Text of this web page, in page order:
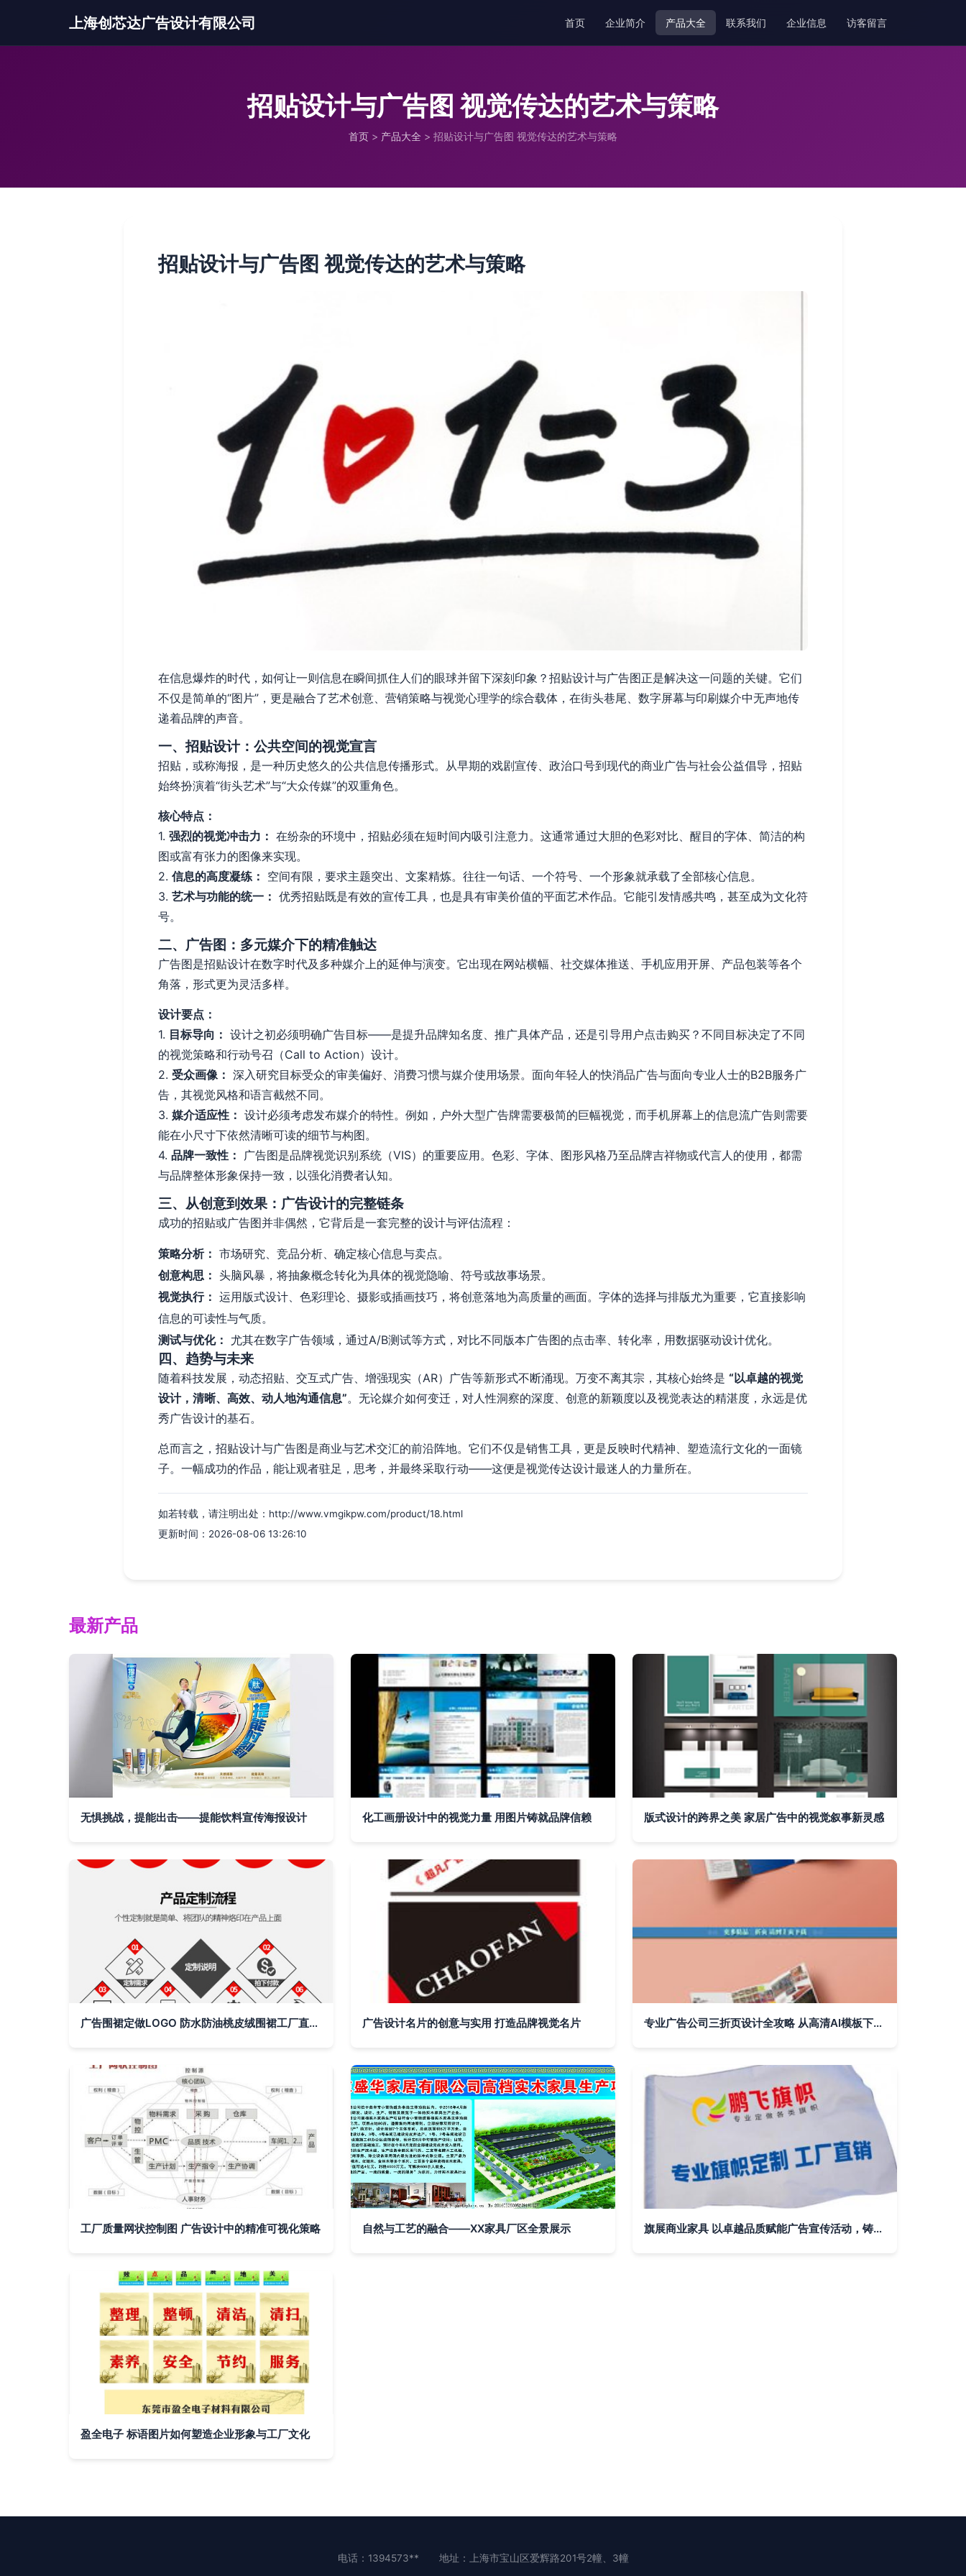
上海创芯达广告设计有限公司 首页 企业简介 产品大全 联系我们 企业信息 访客留言
招贴设计与广告图 视觉传达的艺术与策略
首页 > 产品大全 > 招贴设计与广告图 视觉传达的艺术与策略
招贴设计与广告图 视觉传达的艺术与策略
在信息爆炸的时代，如何让一则信息在瞬间抓住人们的眼球并留下深刻印象？招贴设计与广告图正是解决这一问题的关键。它们
不仅是简单的“图片”，更是融合了艺术创意、营销策略与视觉心理学的综合载体，在街头巷尾、数字屏幕与印刷媒介中无声地传
递着品牌的声音。
一、招贴设计：公共空间的视觉宣言
招贴，或称海报，是一种历史悠久的公共信息传播形式。从早期的戏剧宣传、政治口号到现代的商业广告与社会公益倡导，招贴
始终扮演着“街头艺术”与“大众传媒”的双重角色。
核心特点：
1. 强烈的视觉冲击力： 在纷杂的环境中，招贴必须在短时间内吸引注意力。这通常通过大胆的色彩对比、醒目的字体、简洁的构
图或富有张力的图像来实现。
2. 信息的高度凝练： 空间有限，要求主题突出、文案精炼。往往一句话、一个符号、一个形象就承载了全部核心信息。
3. 艺术与功能的统一： 优秀招贴既是有效的宣传工具，也是具有审美价值的平面艺术作品。它能引发情感共鸣，甚至成为文化符
号。
二、广告图：多元媒介下的精准触达
广告图是招贴设计在数字时代及多种媒介上的延伸与演变。它出现在网站横幅、社交媒体推送、手机应用开屏、产品包装等各个
角落，形式更为灵活多样。
设计要点：
1. 目标导向： 设计之初必须明确广告目标——是提升品牌知名度、推广具体产品，还是引导用户点击购买？不同目标决定了不同
的视觉策略和行动号召（Call to Action）设计。
2. 受众画像： 深入研究目标受众的审美偏好、消费习惯与媒介使用场景。面向年轻人的快消品广告与面向专业人士的B2B服务广
告，其视觉风格和语言截然不同。
3. 媒介适应性： 设计必须考虑发布媒介的特性。例如，户外大型广告牌需要极简的巨幅视觉，而手机屏幕上的信息流广告则需要
能在小尺寸下依然清晰可读的细节与构图。
4. 品牌一致性： 广告图是品牌视觉识别系统（VIS）的重要应用。色彩、字体、图形风格乃至品牌吉祥物或代言人的使用，都需
与品牌整体形象保持一致，以强化消费者认知。
三、从创意到效果：广告设计的完整链条
成功的招贴或广告图并非偶然，它背后是一套完整的设计与评估流程：
策略分析： 市场研究、竞品分析、确定核心信息与卖点。
创意构思： 头脑风暴，将抽象概念转化为具体的视觉隐喻、符号或故事场景。
视觉执行： 运用版式设计、色彩理论、摄影或插画技巧，将创意落地为高质量的画面。字体的选择与排版尤为重要，它直接影响
信息的可读性与气质。
测试与优化： 尤其在数字广告领域，通过A/B测试等方式，对比不同版本广告图的点击率、转化率，用数据驱动设计优化。
四、趋势与未来
随着科技发展，动态招贴、交互式广告、增强现实（AR）广告等新形式不断涌现。万变不离其宗，其核心始终是 “以卓越的视觉
设计，清晰、高效、动人地沟通信息”。无论媒介如何变迁，对人性洞察的深度、创意的新颖度以及视觉表达的精湛度，永远是优
秀广告设计的基石。
总而言之，招贴设计与广告图是商业与艺术交汇的前沿阵地。它们不仅是销售工具，更是反映时代精神、塑造流行文化的一面镜
子。一幅成功的作品，能让观者驻足，思考，并最终采取行动——这便是视觉传达设计最迷人的力量所在。
如若转载，请注明出处：http://www.vmgikpw.com/product/18.html
更新时间：2026-08-06 13:26:10
最新产品
无惧挑战，提能出击——提能饮料宣传海报设计 化工画册设计中的视觉力量 用图片铸就品牌信赖 版式设计的跨界之美 家居广告中的视觉叙事新灵感
广告围裙定做LOGO 防水防油桃皮绒围裙工厂直供，定制宣传新利器 广告设计名片的创意与实用 打造品牌视觉名片 专业广告公司三折页设计全攻略 从高清AI模板下载到实战应用大全
工厂质量网状控制图 广告设计中的精准可视化策略 自然与工艺的融合——XX家具厂区全景展示 旗展商业家具 以卓越品质赋能广告宣传活动，铸就品牌新高度
盈全电子 标语图片如何塑造企业形象与工厂文化
电话：1394573** 地址：上海市宝山区爱辉路201号2幢、3幢